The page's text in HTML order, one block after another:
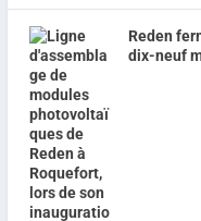
Reden
dix-neuf